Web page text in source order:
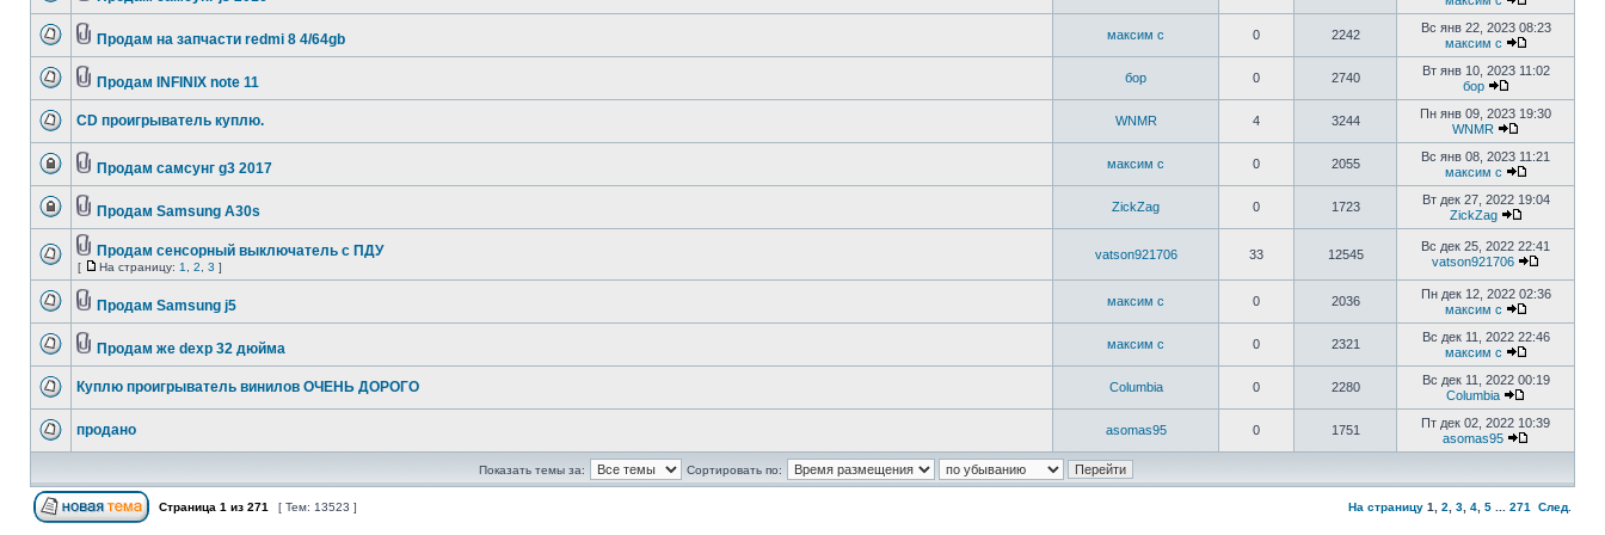
Продам на запчасти redmi 8 4/64gb максим с 0 2242
Вс янв 22, 2023 08:23
максим с
Продам INFINIX note 11 бор 0 2740
Вт янв 10, 2023 11:02
бор
CD проигрыватель куплю. WNMR 4 3244
Пн янв 09, 2023 19:30
WNMR
Продам самсунг g3 2017 максим с 0 2055
Вс янв 08, 2023 11:21
максим с
Продам Samsung A30s ZickZag 0 1723
Вт дек 27, 2022 19:04
ZickZag
Продам сенсорный выключатель с ПДУ
[ На страницу: 1 2 3 ]
vatson921706 33 12545
Вс дек 25, 2022 22:41
vatson921706
Продам Samsung j5 максим с 0 2036
Пн дек 12, 2022 02:36
максим с
Продам же dexp 32 дюйма максим с 0 2321
Вс дек 11, 2022 22:46
максим с
Куплю проигрыватель винилов ОЧЕНЬ ДОРОГО Columbia 0 2280
Вс дек 11, 2022 00:19
Columbia
продано asomas95 0 1751
Пт дек 02, 2022 10:39
asomas95
Показать темы за: Сортировать по:
Страница 1 из 271 [ Тем: 13523 ] На страницу 1 2 3 4 5 271 След.